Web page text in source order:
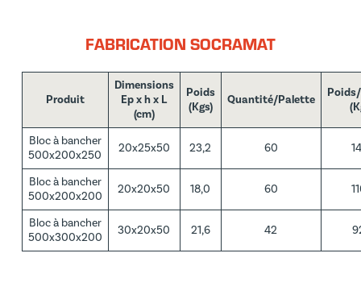
FABRICATION SOCRAMAT
Produit
Dimensions
Ep x h x L
(cm)
Poids
(Kgs)
Quantité/Palette
Bloc à bancher
500x200x250
20x25x50 23,2 60
Bloc à bancher
500x200x200
20x20x50 18,0 60
Bloc à bancher
500x300x200
30x20x50 21,6 42